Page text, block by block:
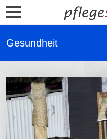
Gesundheit